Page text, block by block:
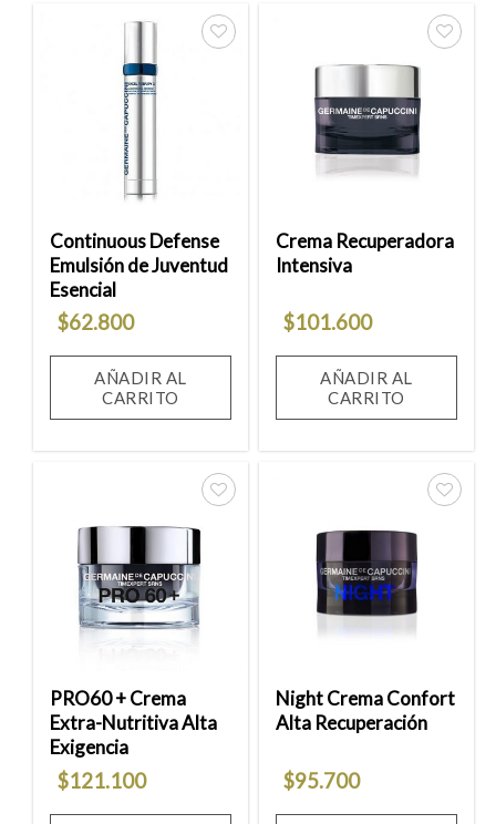
Continuous Defense
Emulsión de Juventud
Esencial
$62.800
AÑADIR AL
CARRITO
Añadir
Crema Recuperadora
Intensiva
$101.600
AÑADIR AL
CARRITO
PRO60 + Crema
Extra-Nutritiva Alta
Exigencia
$121.100
Night Crema Confort
Alta Recuperación
$95.700